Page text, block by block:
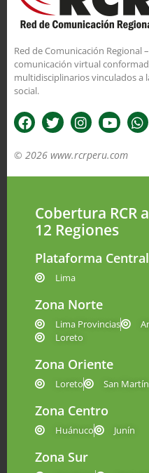
Red de Comunicación Regional
comunicación virtual
multidisciplinarios vinculados a
social.
© 2026 www.rcrperu.com
Cobertura RCR
12 Regiones
Plataforma Central
Lima
Zona Norte
Lima Provincias
Loreto
Zona Oriente
Loreto San Martín
Zona Centro
Huánuco Junín
Zona Sur